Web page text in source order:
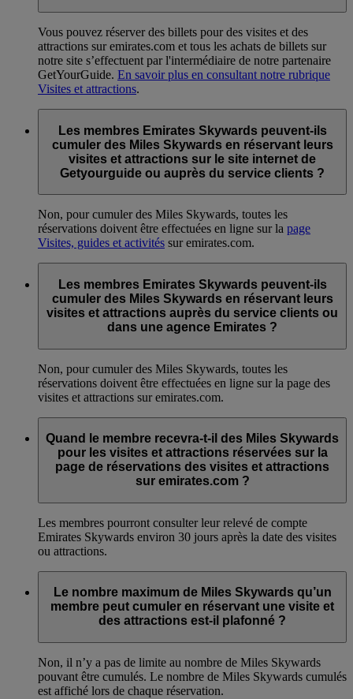
Vous pouvez réserver des billets pour des visites et des
attractions sur emirates.com et tous les achats de billets sur
notre site s’effectuent par l'intermédiaire de notre partenaire
GetYourGuide. En savoir plus en consultant notre rubrique
Visites et attractions.
Les membres Emirates Skywards peuvent-ils
cumuler des Miles Skywards en réservant leurs
visites et attractions sur le site internet de
Getyourguide ou auprès du service clients ?
Non, pour cumuler des Miles Skywards, toutes les
réservations doivent être effectuées en ligne sur la page
Visites, guides et activités sur emirates.com.
Les membres Emirates Skywards peuvent-ils
cumuler des Miles Skywards en réservant leurs
visites et attractions auprès du service clients ou
dans une agence Emirates ?
Non, pour cumuler des Miles Skywards, toutes les
réservations doivent être effectuées en ligne sur la page des
visites et attractions sur emirates.com.
Quand le membre recevra-t-il des Miles Skywards
pour les visites et attractions réservées sur la
page de réservations des visites et attractions
sur emirates.com ?
Les membres pourront consulter leur relevé de compte
Emirates Skywards environ 30 jours après la date des visites
ou attractions.
Le nombre maximum de Miles Skywards qu’un
membre peut cumuler en réservant une visite et
des attractions est-il plafonné ?
Non, il n’y a pas de limite au nombre de Miles Skywards
pouvant être cumulés. Le nombre de Miles Skywards cumulés
est affiché lors de chaque réservation.